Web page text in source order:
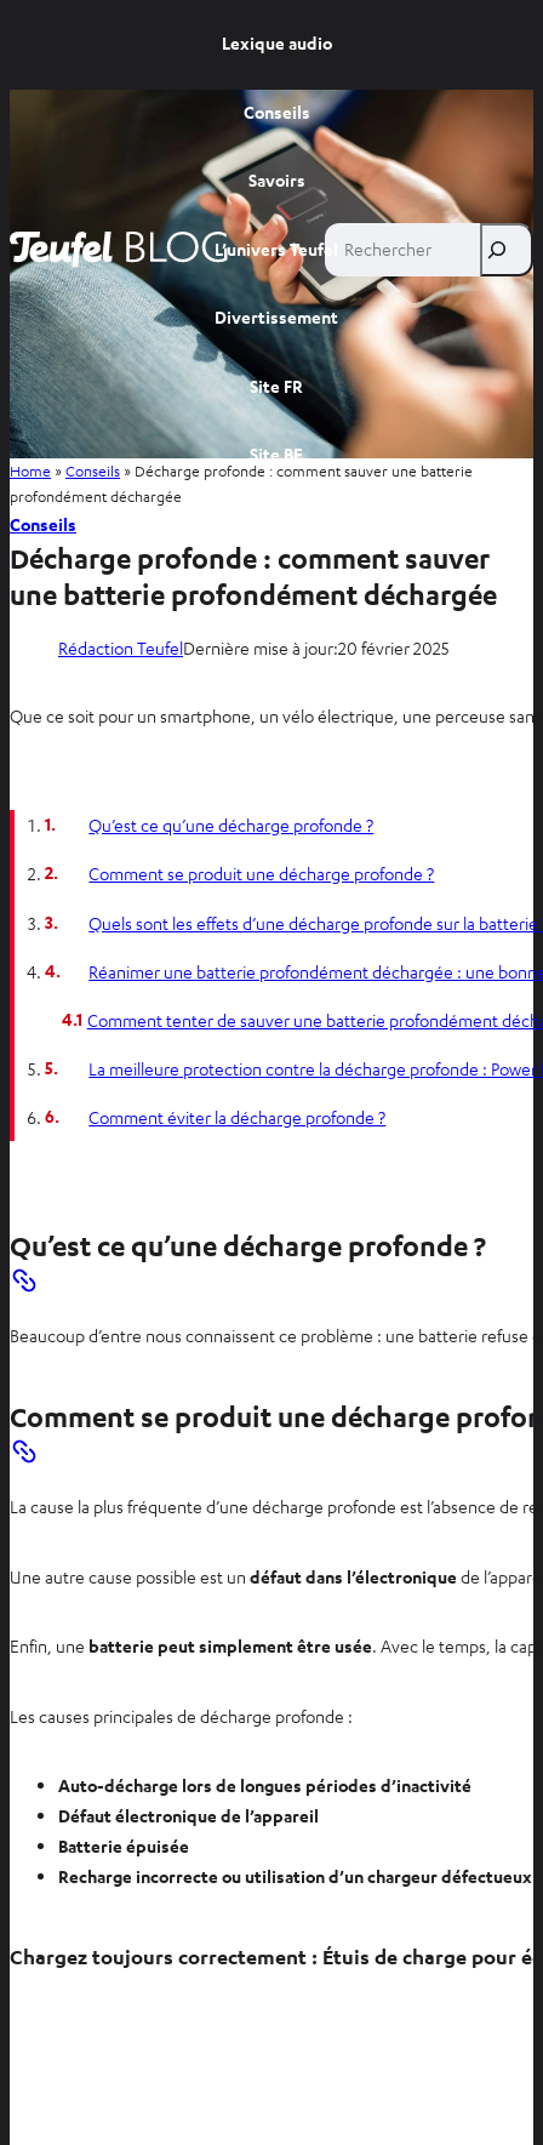
Lexique audio
Conseils
Savoirs
L’univers Teufel
Divertissement
Site FR
Site BE
Rechercher
Home »Conseils » Décharge profonde : comment sauver une batterie
profondément déchargée
Conseils
Décharge profonde : comment sauver
une batterie profondément déchargée
Rédaction TeufelDernière mise à jour:20 février 2025
Que ce soit pour un smartphone, un vélo électrique, une perceuse
1. Qu’est ce qu’une décharge profonde ?
2. Comment se produit une décharge profonde ?
3. Quels sont les effets d’une décharge profonde sur la batterie
4. Réanimer une batterie profondément déchargée : une
4.1 Comment tenter de sauver une batterie profondément
5. La meilleure protection contre la décharge profonde : Power
6. Comment éviter la décharge profonde ?
Qu’est ce qu’une décharge profonde ?
Beaucoup d’entre nous connaissent ce problème : une batterie
Comment se produit une décharge
La cause la plus fréquente d’une décharge profonde est l’absence
Une autre cause possible est un défaut dans l’électronique de
Enfin, une batterie peut simplement être usée. Avec le temps, la
Les causes principales de décharge profonde :
Auto-décharge lors de longues périodes d’inactivité
Défaut électronique de l’appareil
Batterie épuisée
Recharge incorrecte ou utilisation d’un chargeur défectueux
Chargez toujours correctement : Étuis de charge pour